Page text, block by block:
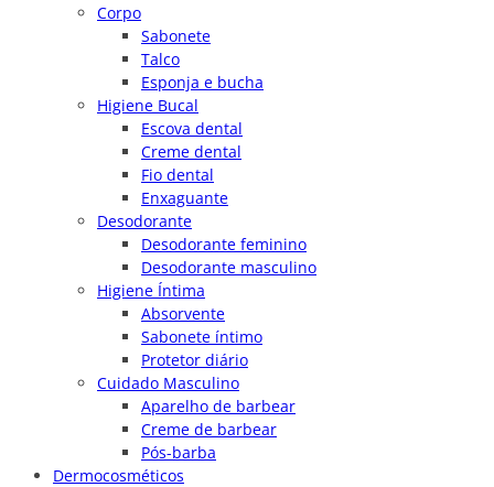
Corpo
Sabonete
Talco
Esponja e bucha
Higiene Bucal
Escova dental
Creme dental
Fio dental
Enxaguante
Desodorante
Desodorante feminino
Desodorante masculino
Higiene Íntima
Absorvente
Sabonete íntimo
Protetor diário
Cuidado Masculino
Aparelho de barbear
Creme de barbear
Pós-barba
Dermocosméticos